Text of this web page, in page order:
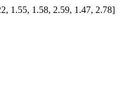
1.55, 1.58, 2.59, 1.47, 2.78]